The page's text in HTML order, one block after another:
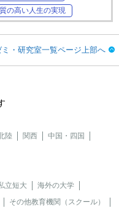
質の高い人生の実現
ミ・研究室一覧ページ上部へ
陸 関西
中国・四国
立短大
海外の大学
その他教育機関（スクール）